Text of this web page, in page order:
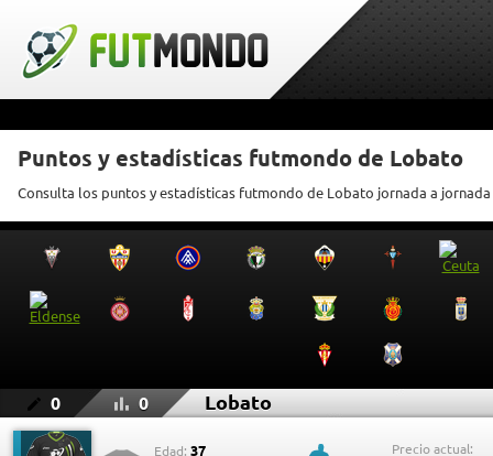
Puntos y estadísticas futmondo de Lobato
Consulta los puntos y estadísticas futmondo de Lobato jornada a jornada
0 0 Lobato
Edad: 37 Precio actual: